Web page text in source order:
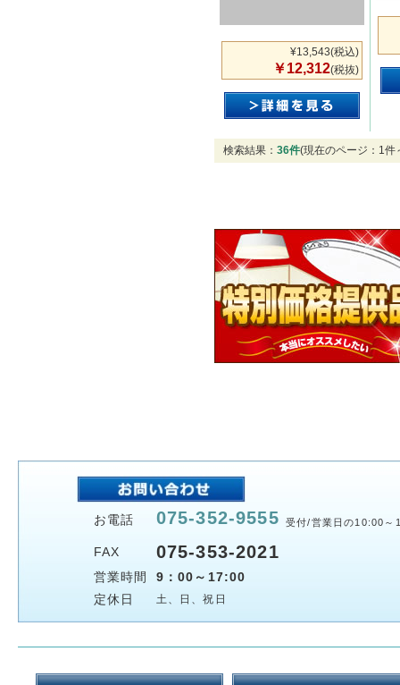
¥13,543(税込)
￥12,312(税抜)
検索結果： 36件(現在のページ：1
お電話 075-352-9555 受付/営業日の10:00～
FAX 075-353-2021
営業時間
9：00～17:00
定休日
土、日、祝日